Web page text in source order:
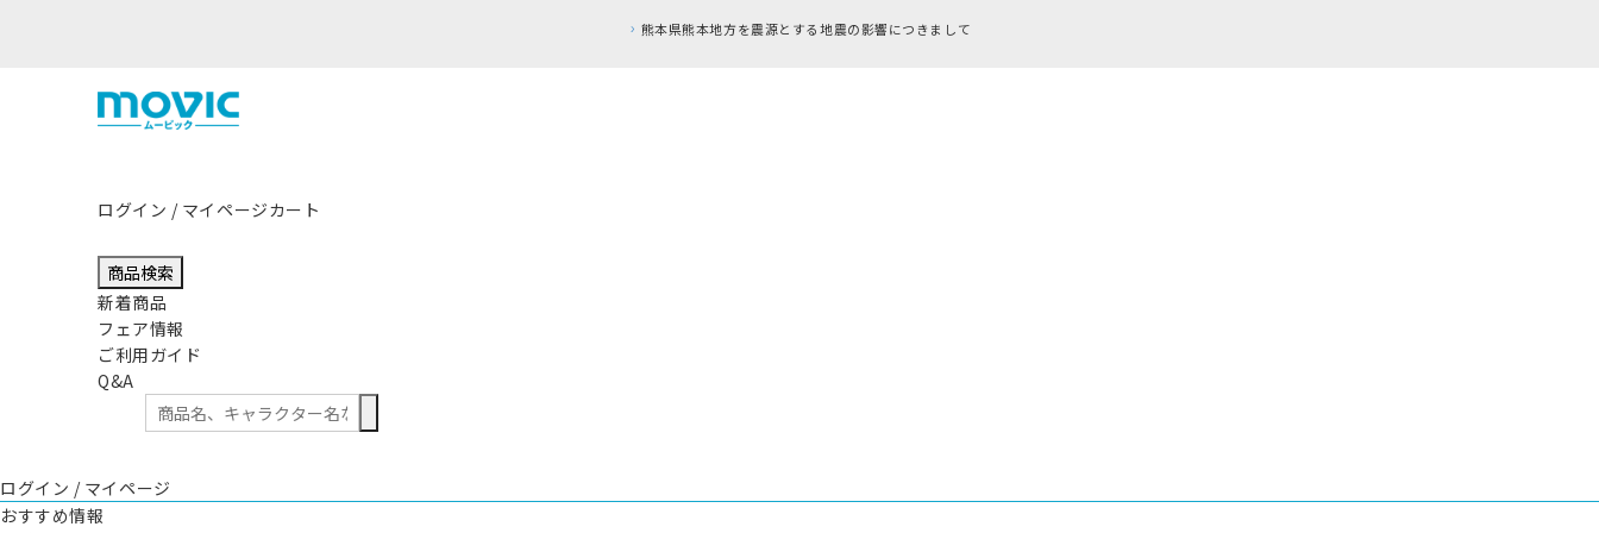
熊本県熊本地方を震源とする地震の影響につきまして
ログイン / マイページカート
商品検索
新着商品
フェア情報
ご利用ガイド
Q&A
ログイン / マイページ
おすすめ情報